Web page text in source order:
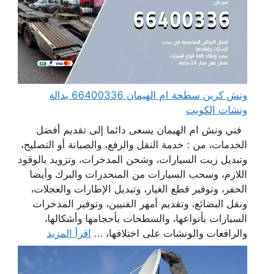
ونش كرين سطحة ام الهيمان 66400336 بدالة
ونشات الكويت
فني ونش ام الهيمان يسعى دائما إلى تقديم أفضل
الخدمات، من : خدمة النقل والرفع، والصيانة أو التصليح،
وتبديل زيت السيارات، وشحن المدخرات، وتزويد بالوقود
اللازم، وسحب السيارات من المنحدرات والبرك وأيضا
الحفر، وتوفير قطع الغيار، وتبديل الإطارات والعجلات،
ونقل البضائع، وتقديم أمهر الفنيين، وتوفير المدخرات
السيارات بأنواعها، والسطحات بأحجامها وأشكالها،
والرافعات والونشات على اختلافها، ... اقرأ المزيد